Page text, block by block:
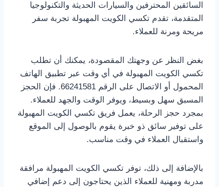
السائقين المحترفين والسيارات الحديثة والتكنولوجيا
المتقدمة، تقدم تكسي الكويت المهبولة تجربة سفر
مريحة ومرنة للعملاء.
بغض النظر عن وجهتك المقصودة، يمكنك أن تطلب
تكسي الكويت المهبولة في أي وقت عبر تطبيق الهاتف
المحمول أو الاتصال على الرقم 66241581. فإن الحجز
المسبق سهل وبسيط، ويوفر الوقت والجهد للعملاء.
بمجرد حجز الرحلة، يعمل فريق تكسي الكويت المهبولة
على توفير سائق ذو خبرة يقوم بالوصول إلى الموقع
واستقبال العملاء في وقت مناسب.
بالإضافة إلى ذلك، توفر تكسي الكويت المهبولة مرافقة
مدربة ومهنية للعملاء الذين يحتاجون إلى دعم إضافي